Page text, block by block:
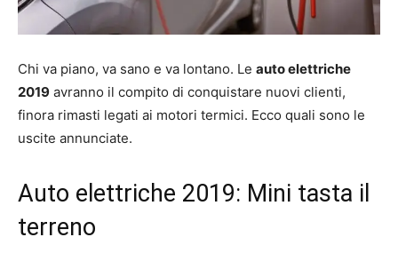
Chi va piano, va sano e va lontano. Le auto elettriche
2019 avranno il compito di conquistare nuovi clienti,
finora rimasti legati ai motori termici. Ecco quali sono le
uscite annunciate.
Auto elettriche 2019: Mini tasta il
terreno